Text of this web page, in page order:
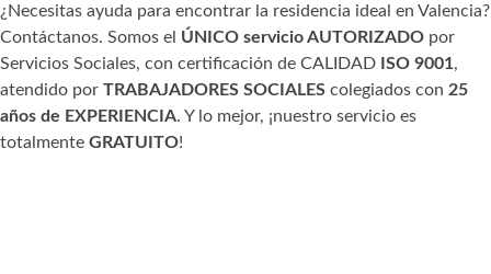
¿Necesitas ayuda para encontrar la residencia ideal en Valencia?
Contáctanos. Somos el ÚNICO servicio AUTORIZADO por
Servicios Sociales, con certificación de CALIDAD ISO 9001,
atendido por TRABAJADORES SOCIALES colegiados con 25
años de EXPERIENCIA. Y lo mejor, ¡nuestro servicio es
totalmente GRATUITO!